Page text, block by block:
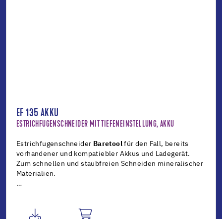
EF 135 AKKU
ESTRICHFUGENSCHNEIDER MIT TIEFENEINSTELLUNG, AKKU
Estrichfugenschneider Baretool für den Fall, bereits
vorhandener und kompatiebler Akkus und Ladegerät.
Zum schnellen und staubfreien Schneiden mineralischer
Materialien.
…